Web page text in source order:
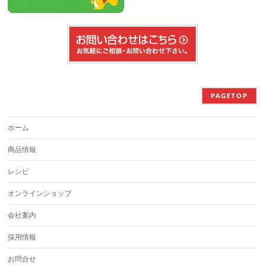
PAGETOP
ホーム
商品情報
レシピ
オンラインショップ
会社案内
採用情報
お問合せ